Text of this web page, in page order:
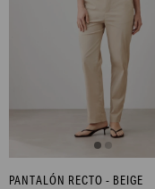
PANTALÓN RECTO - BEIGE